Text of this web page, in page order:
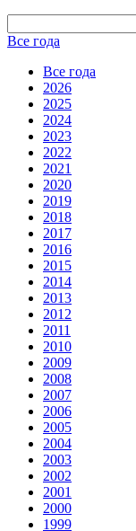
Все года
Все года
2026
2025
2024
2023
2022
2021
2020
2019
2018
2017
2016
2015
2014
2013
2012
2011
2010
2009
2008
2007
2006
2005
2004
2003
2002
2001
2000
1999